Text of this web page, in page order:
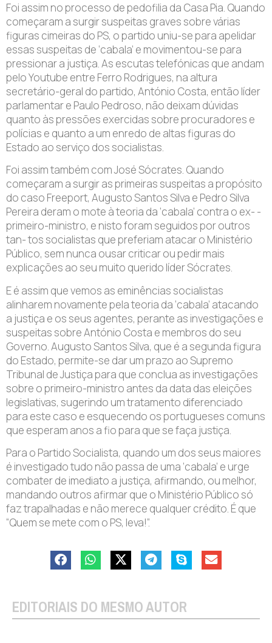
Foi assim no processo de pedofilia da Casa Pia. Quando
começaram a surgir suspeitas graves sobre várias
figuras cimeiras do PS, o partido uniu-se para apelidar
essas suspeitas de ‘cabala’ e movimentou-se para
pressionar a justiça. As escutas telefónicas que andam
pelo Youtube entre Ferro Rodrigues, na altura
secretário-geral do partido, António Costa, então líder
parlamentar e Paulo Pedroso, não deixam dúvidas
quanto às pressões exercidas sobre procuradores e
polícias e quanto a um enredo de altas figuras do
Estado ao serviço dos socialistas.
Foi assim também com José Sócrates. Quando
começaram a surgir as primeiras suspeitas a propósito
do caso Freeport, Augusto Santos Silva e Pedro Silva
Pereira deram o mote à teoria da ‘cabala’ contra o ex- -
primeiro-ministro, e nisto foram seguidos por outros
tan- tos socialistas que preferiam atacar o Ministério
Público, sem nunca ousar criticar ou pedir mais
explicações ao seu muito querido líder Sócrates.
E é assim que vemos as eminências socialistas
alinharem novamente pela teoria da ‘cabala’ atacando
a justiça e os seus agentes, perante as investigações e
suspeitas sobre António Costa e membros do seu
Governo. Augusto Santos Silva, que é a segunda figura
do Estado, permite-se dar um prazo ao Supremo
Tribunal de Justiça para que conclua as investigações
sobre o primeiro-ministro antes da data das eleições
legislativas, sugerindo um tratamento diferenciado
para este caso e esquecendo os portugueses comuns
que esperam anos a fio para que se faça justiça.
Para o Partido Socialista, quando um dos seus maiores
é investigado tudo não passa de uma ‘cabala’ e urge
combater de imediato a justiça, afirmando, ou melhor,
mandando outros afirmar que o Ministério Público só
faz trapalhadas e não merece qualquer crédito. É que
“Quem se mete com o PS, leva!”.
EDITORIAIS DO MESMO AUTOR